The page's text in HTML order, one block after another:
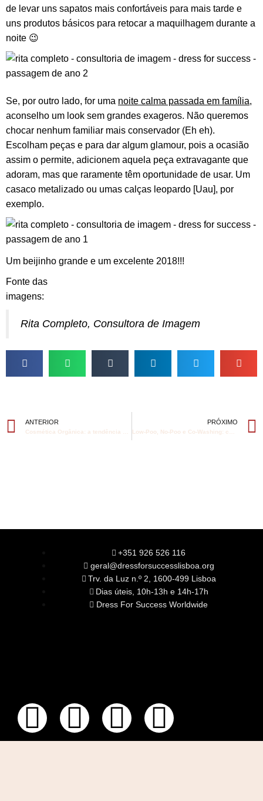
de levar uns sapatos mais confortáveis para mais tarde e
uns produtos básicos para retocar a maquilhagem durante a
noite 😉
Se, por outro lado, for uma noite calma passada em família,
aconselho um look sem grandes exageros. Não queremos
chocar nenhum familiar mais conservador (Eh eh).
Escolham peças e para dar algum glamour, pois a ocasião
assim o permite, adicionem aquela peça extravagante que
adoram, mas que raramente têm oportunidade de usar. Um
casaco metalizado ou umas calças leopardo [Uau], por
exemplo.
Um beijinho grande e um excelente 2018!!!
Fonte das
imagens:
Rita Completo, Consultora de Imagem
ANTERIOR PRÓXIMO
+351 926 526 116
geral@dressforsuccesslisboa.org
Trv. da Luz n.º 2, 1600-499 Lisboa
Dias úteis, 10h-13h e 14h-17h
Dress For Success Worldwide